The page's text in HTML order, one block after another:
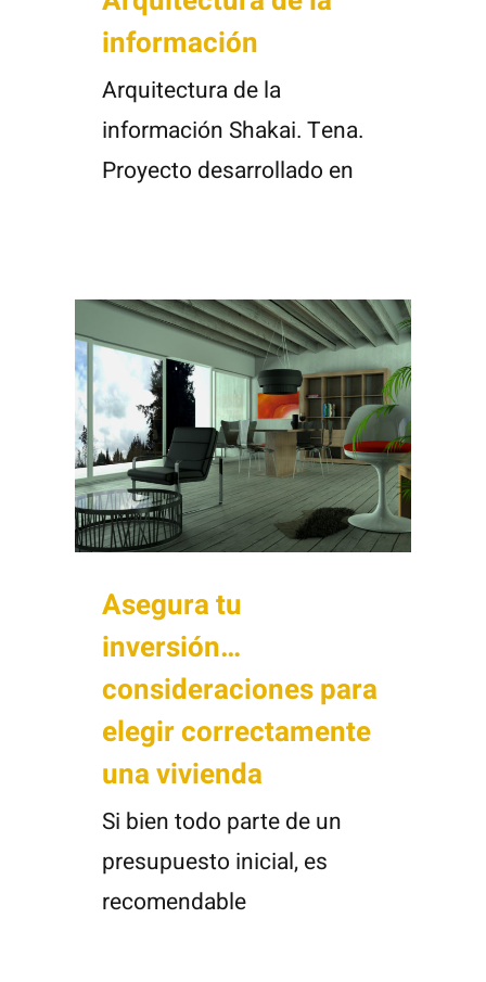
información
Arquitectura de la
información Shakai. Tena.
Proyecto desarrollado en
Asegura tu
inversión…
consideraciones para
elegir correctamente
una vivienda
Si bien todo parte de un
presupuesto inicial, es
recomendable